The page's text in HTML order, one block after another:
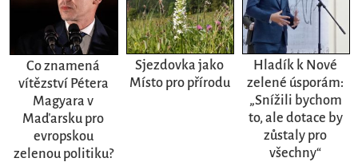
Co znamená
vítězství Pétera
Magyara v
Maďarsku pro
evropskou
zelenou politiku?
Sjezdovka jako
Místo pro přírodu
Hladík k Nové
zelené úsporám:
„Snížili bychom
to, ale dotace by
zůstaly pro
všechny“